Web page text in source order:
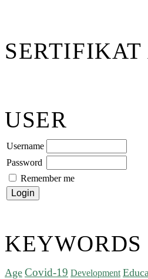
USER
Username
Password
Remember me
KEYWORDS
Age Covid-19 Development